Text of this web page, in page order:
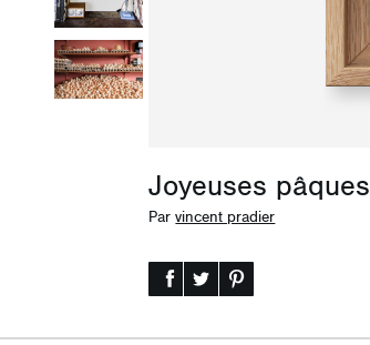
Joyeuses pâques
Par vincent pradier